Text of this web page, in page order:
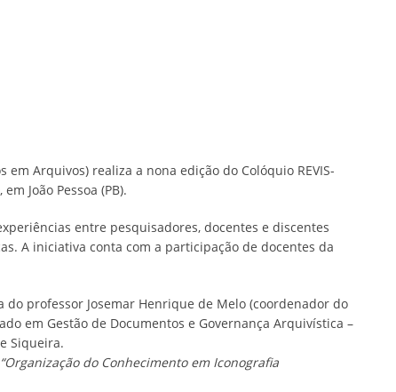
em Arquivos) realiza a nona edição do Colóquio REVIS-
João Pessoa (PB).
entre pesquisadores, docentes e discentes
A iniciativa conta com a participação de docentes da
professor Josemar Henrique de Melo (coordenador do
em Gestão de Documentos e Governança Arquivística –
Siqueira.
“Organização do Conhecimento em Iconografia